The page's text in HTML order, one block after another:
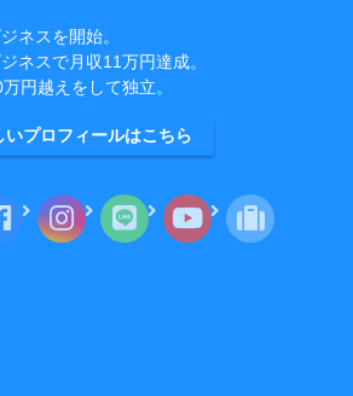
ネスを開始。
ネスで月収11万円達成。
円越えをして独立。
いプロフィールはこちら